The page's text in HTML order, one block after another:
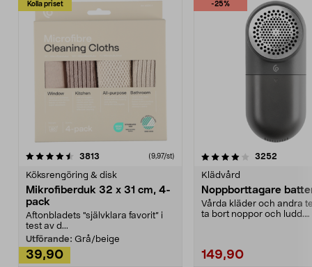
Kolla priset
3813 (9,97/st)
Köksrengöring & disk
Mikrofiberduk 32 x 31 cm, 4-
pack
Aftonbladets "självklara favorit” i
test av d...
Utförande: Grå/beige
39,90
-25%
4.0av 5 stjärnor 3252
Klädvård
Noppborttagare
Vårda kläder och andra
ta bort noppor och ludd.
149,90
4.5av 5 stjärnor